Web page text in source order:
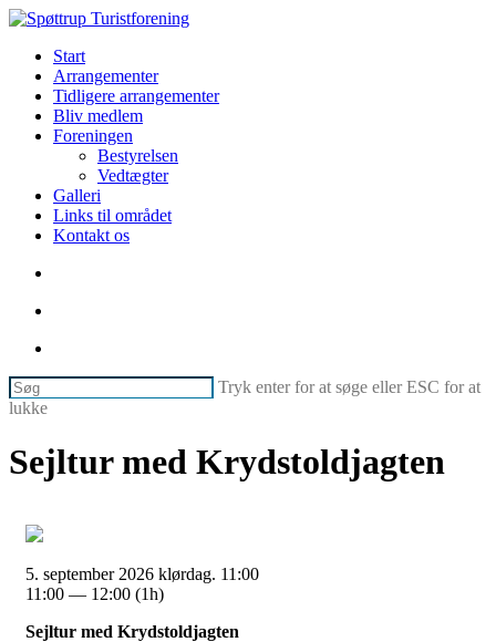
Skip
main
content
Menu
Start
Arrangementer
Tidligere arrangementer
Bliv medlem
Foreningen
Bestyrelsen
Vedtægter
Galleri
Links til området
Kontakt os
Tryk enter for at søge eller ESC for at
lukke
søg
Sejltur med Krydstoldjagten
Sejltur med Krydstoldjagten
5. september 2026 klørdag. 11:00
11:00 — 12:00 (1h)